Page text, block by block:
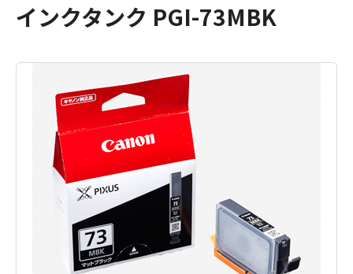
インクタンク PGI-73MBK